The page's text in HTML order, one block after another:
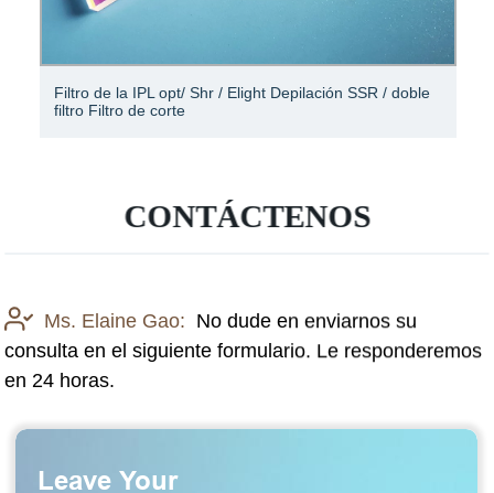
Papel de filtro acordeón, papel de filtro tipo V
CONTÁCTENOS
Ms. Elaine Gao: No dude en enviarnos su
consulta en el siguiente formulario. Le responderemos
en 24 horas.